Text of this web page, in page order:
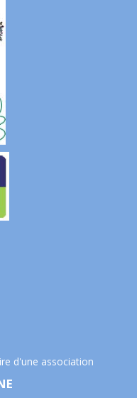
d'une association